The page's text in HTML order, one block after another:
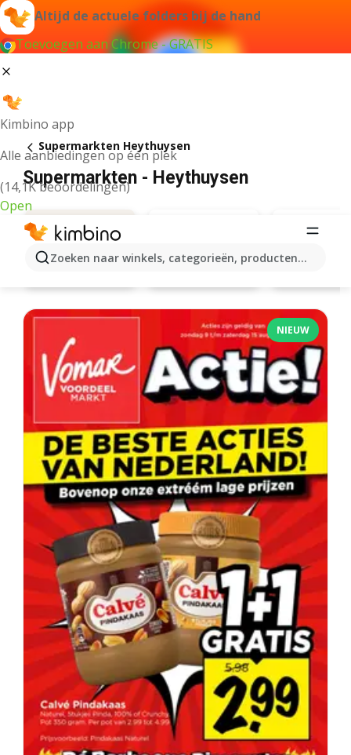
Altijd de actuele folders bij de hand
Toevoegen aan Chrome - GRATIS
Kimbino app
Alle aanbiedingen op één plek
(14,1K beoordelingen)
Open
Zoeken naar winkels, categorieën, producten...
Supermarkten Heythuysen
Supermarkten - Heythuysen
Albert Heijn
NIEUW